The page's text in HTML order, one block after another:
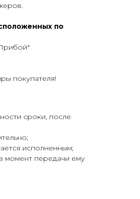
по
покупателя!
сроки, после
исполненным;
момент передачи ему